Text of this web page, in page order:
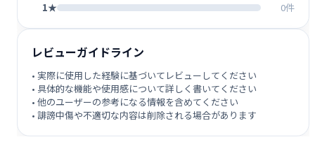
1★
0件
レビューガイドライン
• 実際に使用した経験に基づいてレビューしてください
• 具体的な機能や使用感について詳しく書いてください
• 他のユーザーの参考になる情報を含めてください
• 誹謗中傷や不適切な内容は削除される場合があります